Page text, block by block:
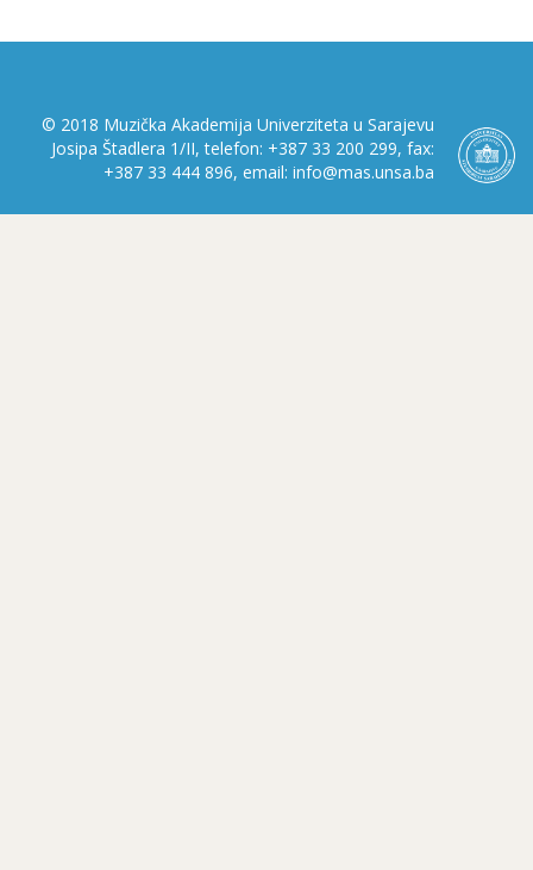
© 2018 Muzička Akademija Univerziteta u Sarajevu
Josipa Štadlera 1/II, telefon: +387 33 200 299, fax:
+387 33 444 896, email: info@mas.unsa.ba